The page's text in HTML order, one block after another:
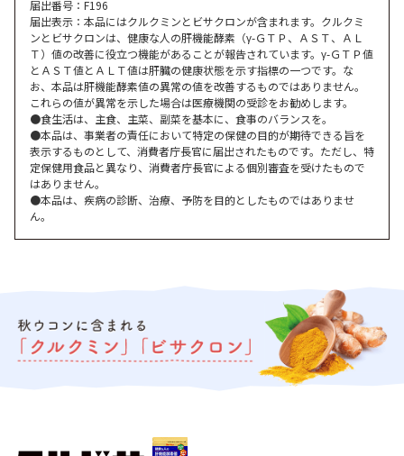
届出番号：F196
届出表示：本品にはクルクミンとビサクロンが含まれます。クルクミ
ンとビサクロンは、健康な人の肝機能酵素（γ-ＧＴＰ、ＡＳＴ、ＡＬ
Ｔ）値の改善に役立つ機能があることが報告されています。γ-ＧＴＰ値
とＡＳＴ値とＡＬＴ値は肝臓の健康状態を示す指標の一つです。な
お、本品は肝機能酵素値の異常の値を改善するものではありません。
これらの値が異常を示した場合は医療機関の受診をお勧めします。
●食生活は、主食、主菜、副菜を基本に、食事のバランスを。
●本品は、事業者の責任において特定の保健の目的が期待できる旨を
表示するものとして、消費者庁長官に届出されたものです。ただし、特
定保健用食品と異なり、消費者庁長官による個別審査を受けたもので
はありません。
●本品は、疾病の診断、治療、予防を目的としたものではありませ
ん。